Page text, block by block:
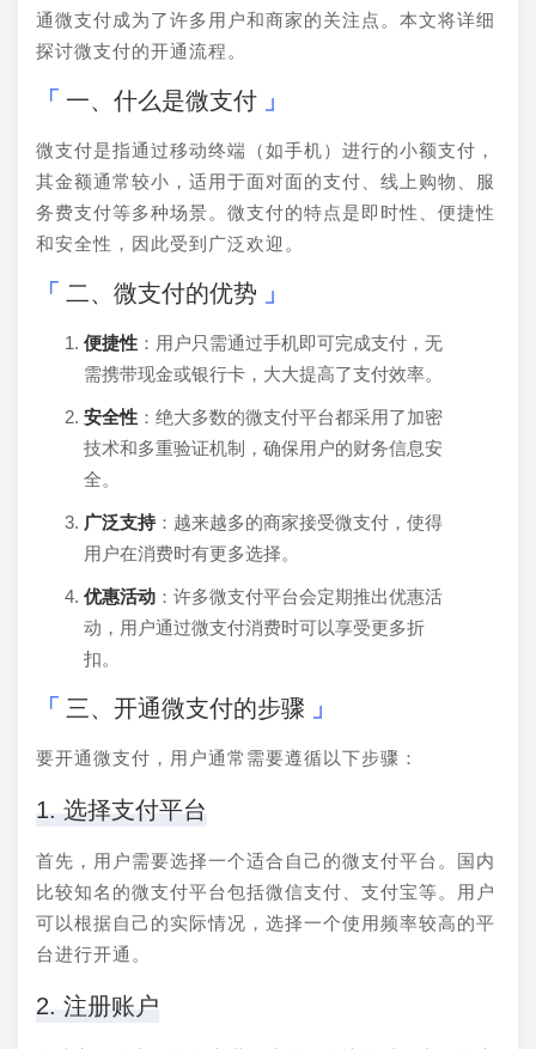
通微支付成为了许多用户和商家的关注点。本文将详细
探讨微支付的开通流程。
一、什么是微支付
微支付是指通过移动终端（如手机）进行的小额支付，
其金额通常较小，适用于面对面的支付、线上购物、服
务费支付等多种场景。微支付的特点是即时性、便捷性
和安全性，因此受到广泛欢迎。
二、微支付的优势
便捷性 ：用户只需通过手机即可完成支付，无
需携带现金或银行卡，大大提高了支付效率。
安全性 ：绝大多数的微支付平台都采用了加密
技术和多重验证机制，确保用户的财务信息安
全。
广泛支持：越来越多的商家接受微支付，使得
用户在消费时有更多选择。
优惠活动 ：许多微支付平台会定期推出优惠活
动，用户通过微支付消费时可以享受更多折
扣。
三、开通微支付的步骤
要开通微支付，用户通常需要遵循以下步骤：
1. 选择支付平台
首先，用户需要选择一个适合自己的微支付平台。国内
比较知名的微支付平台包括微信支付、支付宝等。用户
可以根据自己的实际情况，选择一个使用频率较高的平
台进行开通。
2. 注册账户